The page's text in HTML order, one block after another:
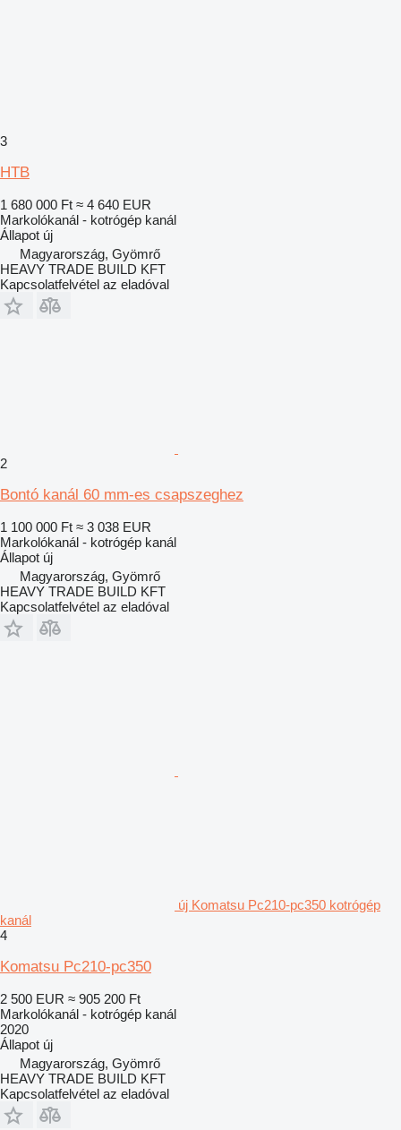
3
HTB
1 680 000 Ft ≈ 4 640 EUR
Markolókanál - kotrógép kanál
Állapot új
Magyarország, Gyömrő
HEAVY TRADE BUILD KFT
Kapcsolatfelvétel az eladóval
2
Bontó kanál 60 mm-es csapszeghez
1 100 000 Ft ≈ 3 038 EUR
Markolókanál - kotrógép kanál
Állapot új
Magyarország, Gyömrő
HEAVY TRADE BUILD KFT
Kapcsolatfelvétel az eladóval
új Komatsu Pc210-pc350 kotrógép
kanál
4
Komatsu Pc210-pc350
2 500 EUR ≈ 905 200 Ft
Markolókanál - kotrógép kanál
2020
Állapot új
Magyarország, Gyömrő
HEAVY TRADE BUILD KFT
Kapcsolatfelvétel az eladóval